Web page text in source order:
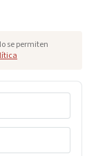
se permiten